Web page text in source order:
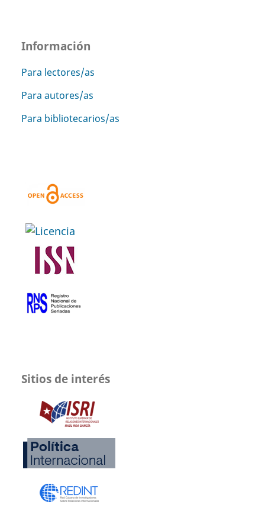
Información
Para lectores/as
Para autores/as
Para bibliotecarios/as
Sitios de interés